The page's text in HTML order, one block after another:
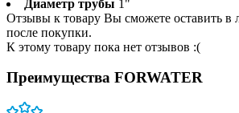
Диаметр трубы 1"
Отзывы к товару Вы сможете оставить в
после покупки.
К этому товару пока нет отзывов :(
Преимущества FORWATER